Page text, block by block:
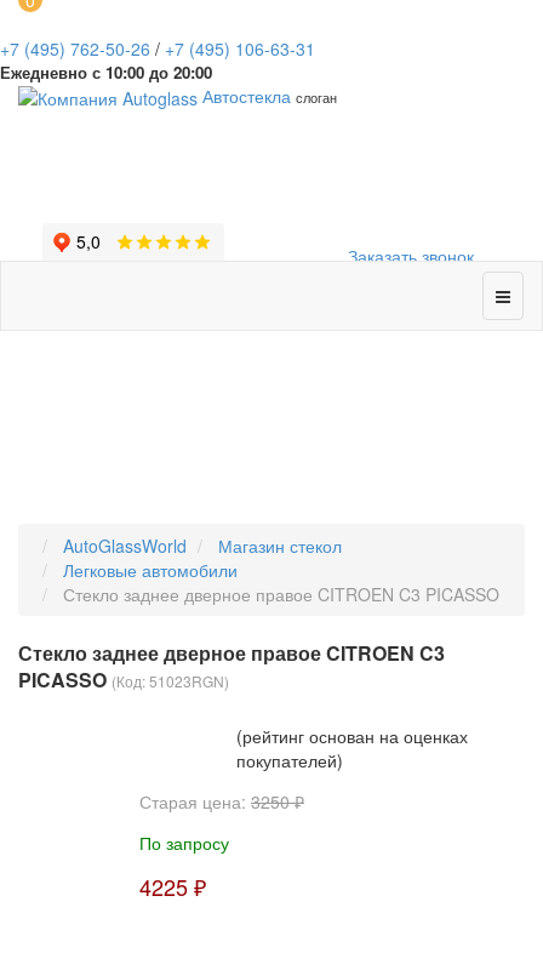
+7 (495) 762-50-26 / +7 (495) 106-63-31
Ежедневно с 10:00 до 20:00
Заказать звонок
Автостекла слоган
AutoGlassWorld
Магазин стекол
Легковые автомобили
Стекло заднее дверное правое CITROEN C3 PICASSO
Стекло заднее дверное правое CITROEN C3
PICASSO (Код:51023RGN)
(рейтинг основан на оценках
покупателей)
Старая цена: 3250 ₽
По запросу
4225 ₽